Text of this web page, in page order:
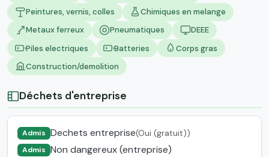
Peintures, vernis, colles
Chimiques en melange
Metaux ferreux
Pneumatiques
DEEE
Piles electriques
Batteries
Corps gras
Construction/demolition
Déchets d'entreprise
Admis Dechets entreprise(Oui (gratuit))
Admis Non dangereux (entreprise)